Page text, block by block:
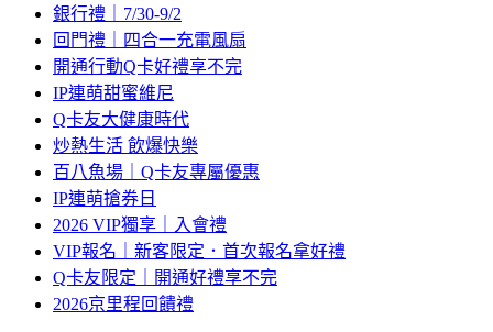
銀行禮｜7/30-9/2
回門禮｜四合一充電風扇
開通行動Q卡好禮享不完
IP連萌甜蜜維尼
Q卡友大健康時代
炒熱生活 飲爆快樂
百八魚場｜Q卡友專屬優惠
IP連萌搶券日
2026 VIP獨享｜入會禮
VIP報名｜新客限定．首次報名拿好禮
Q卡友限定｜開通好禮享不完
2026京里程回饋禮